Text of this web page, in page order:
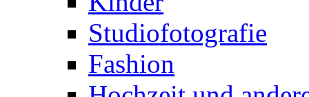
Studiofotografie
Fashion